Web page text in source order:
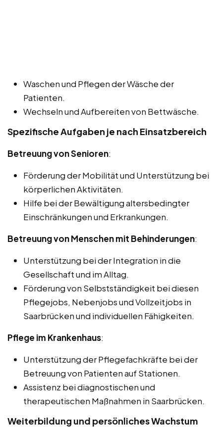
Waschen und Pflegen der Wäsche der
Patienten.
Wechseln und Aufbereiten von Bettwäsche.
Spezifische Aufgaben je nach Einsatzbereich
Betreuung von Senioren:
Förderung der Mobilität und Unterstützung bei
körperlichen Aktivitäten.
Hilfe bei der Bewältigung altersbedingter
Einschränkungen und Erkrankungen.
Betreuung von Menschen mit Behinderungen:
Unterstützung bei der Integration in die
Gesellschaft und im Alltag.
Förderung von Selbstständigkeit bei diesen
Pflegejobs, Nebenjobs und Vollzeitjobs in
Saarbrücken und individuellen Fähigkeiten.
Pflege im Krankenhaus:
Unterstützung der Pflegefachkräfte bei der
Betreuung von Patienten auf Stationen.
Assistenz bei diagnostischen und
therapeutischen Maßnahmen in Saarbrücken.
Weiterbildung und persönliches Wachstum